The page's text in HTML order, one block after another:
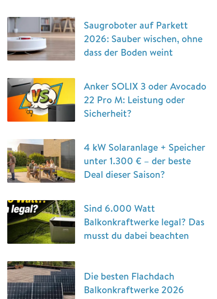
Saugroboter auf Parkett
2026: Sauber wischen, ohne
dass der Boden weint
Anker SOLIX 3 oder Avocado
22 Pro M: Leistung oder
Sicherheit?
4 kW Solaranlage + Speicher
unter 1.300 € – der beste
Deal dieser Saison?
Sind 6.000 Watt
Balkonkraftwerke legal? Das
musst du dabei beachten
Die besten Flachdach
Balkonkraftwerke 2026